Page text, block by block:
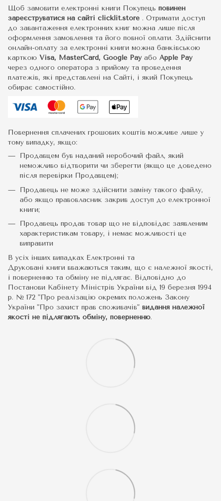
Щоб замовити електронні книги Покупець повинен
зареєструватися на сайті clicklit.store . Отримати доступ
до завантаження електронних книг можна лише після
оформлення замовлення та його повної оплати. Здійснити
онлайн-оплату за електронні книги можна банківською
карткою Visa, MasterCard, Google Pay або Apple Pay
через одного оператора з прийому та проведення
платежів, які представлені на Сайті, і який Покупець
обирає самостійно.
Повернення сплачених грошових коштів можливе лише у
тому випадку, якщо:
Продавцем був наданий неробочий файл, який
неможливо відтворити чи зберегти (якщо це доведено
після перевірки Продавцем);
Продавець не може здійснити заміну такого файлу,
або якщо правовласник закрив доступ до електронної
книги;
Продавець продав товар що не відповідає заявленим
характеристикам товару, і немає можливості це
виправити
В усіх інших випадках Електронні та
Друковані книги вважаються таким, що є належної якості,
і поверненню та обміну не підлягає. Відповідно до
Постанови Кабінету Міністрів України від 19 березня 1994
р. № 172 "Про реалізацію окремих положень Закону
України "Про захист прав споживачів" видання належної
якості не підлягають обміну, поверненню.